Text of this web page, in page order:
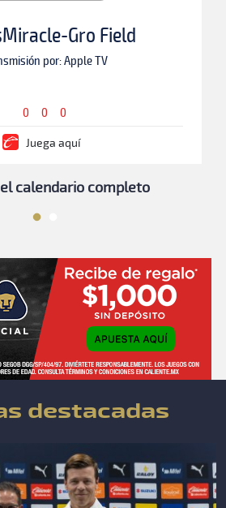
Gro Field
por: Apple TV
0 0 0
Juega aquí
calendario completo
destacadas